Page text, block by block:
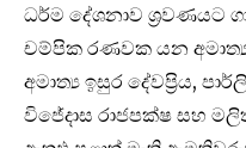
ධර්ම දේශනාව ශ්‍රවණයට
චම්පික රණවක යන
අමාත්‍ය ඉසුර දේවප්‍රිය,
විජේදාස රාජපක්ෂ සහ